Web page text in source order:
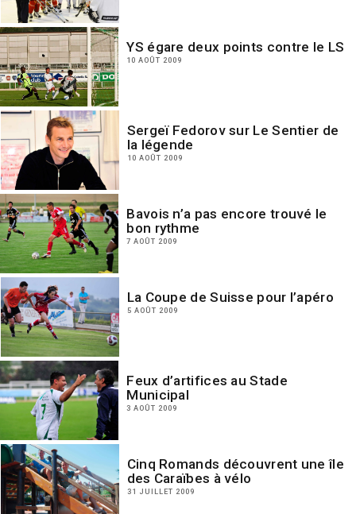
YS égare deux points contre le LS
10 AOÛT 2009
Sergeï Fedorov sur Le Sentier de
la légende
10 AOÛT 2009
Bavois n’a pas encore trouvé le
bon rythme
7 AOÛT 2009
La Coupe de Suisse pour l’apéro
5 AOÛT 2009
Feux d’artifices au Stade
Municipal
3 AOÛT 2009
Cinq Romands découvrent une île
des Caraïbes à vélo
31 JUILLET 2009